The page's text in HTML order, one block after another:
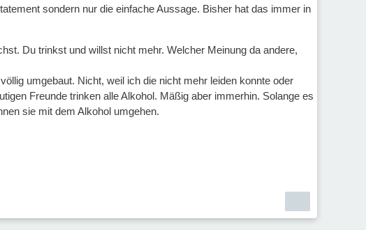
sondern nur die einfache Aussage. Bisher hat das immer in
Du trinkst und willst nicht mehr. Welcher Meinung da andere,
umgebaut. Nicht, weil ich die nicht mehr leiden konnte oder
Freunde trinken alle Alkohol. Mäßig aber immerhin. Solange es
sie mit dem Alkohol umgehen.